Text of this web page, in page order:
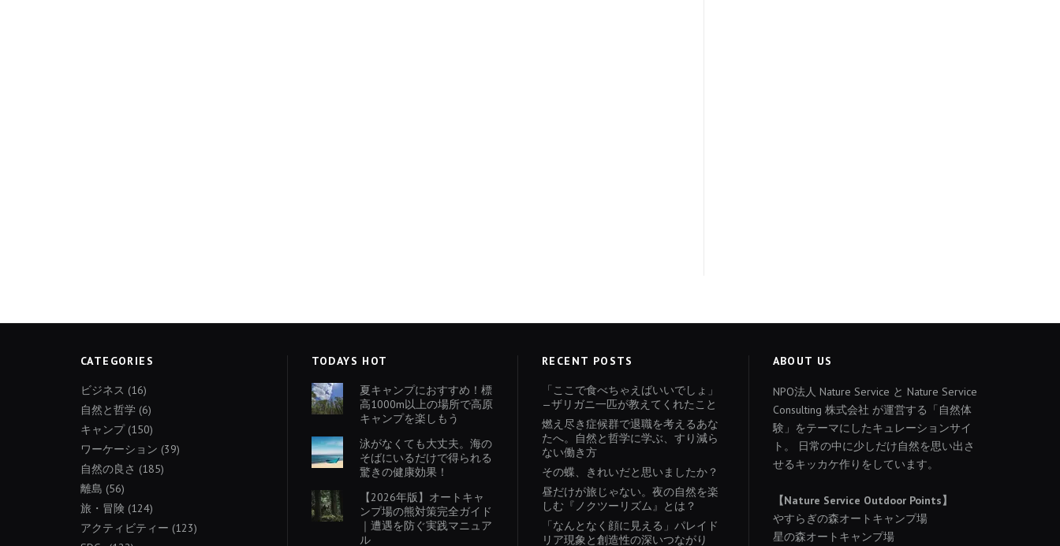
CATEGORIES
ビジネス (16)
自然と哲学 (6)
キャンプ(150)
ワーケーション (39)
自然の良さ (185)
離島 (56)
旅・冒険 (124)
アクティビティー (123)
TODAYS HOT
夏キャンプにおすすめ！標
高1000m以上の場所で高原
キャンプを楽しもう
泳がなくても大丈夫。海の
そばにいるだけで得られる
驚きの健康効果！
【2026年版】オートキャ
ンプ場の熊対策完全ガイド
｜遭遇を防ぐ実践マニュア
ル
RECENT POSTS
「ここで食べちゃえばいいでしょ」
—ザリガニ一匹が教えてくれたこと
燃え尽き症候群で退職を考えるあな
たへ。自然と哲学に学ぶ、すり減ら
ない働き方
その蝶、きれいだと思いましたか？
昼だけが旅じゃない。夜の自然を楽
しむ『ノクツーリズム』とは？
「なんとなく顔に見える」パレイド
リア現象と創造性の深いつながり
ABOUT US
NPO法人 Nature Service と Nature Service
Consulting 株式会社 が運営する「自然体
験」をテーマにしたキュレーションサイ
ト。 日常の中に少しだけ自然を思い出さ
せるキッカケ作りをしています。
【Nature Service Outdoor Points】
やすらぎの森オートキャンプ場
星の森オートキャンプ場